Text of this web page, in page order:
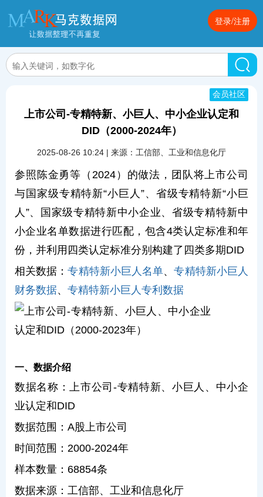
登录/注册
上市公司-专精特新、小巨人、中小企业认定和
DID（2000-2024年）
会员社区
2025-08-26 10:24 | 来源：工信部、工业和信息化厅
参照陈金勇等（2024）的做法，团队将上市公司
与国家级专精特新“小巨人”、省级专精特新“小巨
人”、国家级专精特新中小企业、省级专精特新中
小企业名单数据进行匹配，包含4类认定标准和年
份，并利用四类认定标准分别构建了四类多期DID
相关数据：专精特新小巨人名单、专精特新小巨人
财务数据、 专精特新小巨人专利数据
一、数据介绍
数据名称：上市公司-专精特新、小巨人、中小企
业认定和DID
数据范围：A股上市公司
时间范围：2000-2024年
样本数量：68854条
数据来源：工信部、工业和信息化厅